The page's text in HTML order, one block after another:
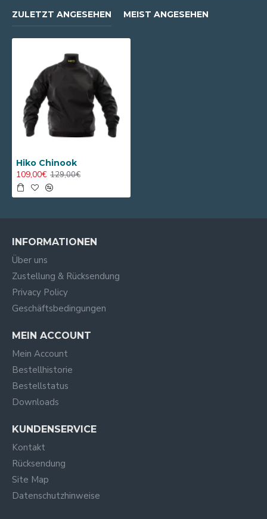
ZULETZT ANGESEHEN MEIST ANGESEHEN
Hiko Chinook
109,00€ 129,00€
INFORMATIONEN
Über uns
Zustellung & Rücksendung
Privacy Policy
Geschäftsbedingungen
MEIN ACCOUNT
Mein Account
Bestellhistorie
Bestellstatus
Downloads
KUNDENSERVICE
Kontakt
Rücksendung
Site Map
Datenschutzhinweise